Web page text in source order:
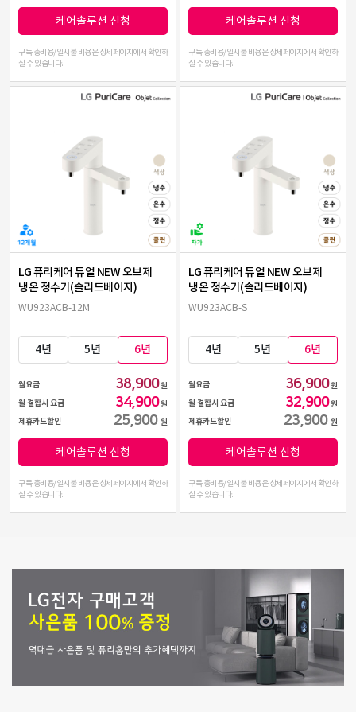
케어솔루션 신청
구독 총비용/일시불 비용은 상세페이지에서 확인하
실 수 있습니다.
케어솔루션 신청
구독 총비용/일시불 비용은 상세페이지에서 확인하
실 수 있습니다.
LG 퓨리케어 듀얼 NEW 오브제
냉온 정수기(솔리드베이지)
WU923ACB-12M
4년 5년 6년
월요금 38,900원
월 결합시 요금
34,900원
제휴카드할인
25,900 원
케어솔루션 신청
구독 총비용/일시불 비용은 상세페이지에서 확인하
실 수 있습니다.
LG 퓨리케어 듀얼 NEW 오브제
냉온 정수기(솔리드베이지)
WU923ACB-S
4년 5년 6년
월요금 36,900원
월 결합시 요금
32,900원
제휴카드할인
23,900 원
케어솔루션 신청
구독 총비용/일시불 비용은 상세페이지에서 확인하
실 수 있습니다.